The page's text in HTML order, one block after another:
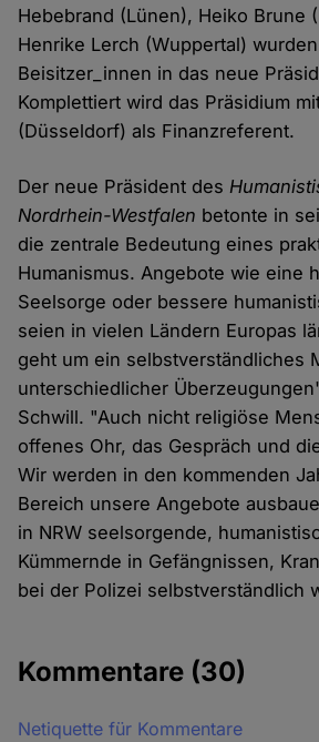
Hebebrand (Lünen), Heiko Brune
Henrike Lerch (Wuppertal)
Beisitzer_innen in das neue
Komplettiert wird das Präsidium
(Düsseldorf) als Finanzreferent.
Der neue Präsident des
Nordrhein-Westfalen betonte in
die zentrale Bedeutung eines
Humanismus. Angebote wie eine
Seelsorge oder bessere
seien in vielen Ländern Europas
geht um ein selbst­verständliches
unterschiedlicher
Schwill. "Auch nicht religiöse
offenes Ohr, das Gespräch und
Wir werden in den kommenden
Bereich unsere Angebote
in NRW seelsorgende,
Kümmernde in Gefängnissen,
bei der Polizei selbstverständlich
Kommentare (30)
Netiquette für Kommentare